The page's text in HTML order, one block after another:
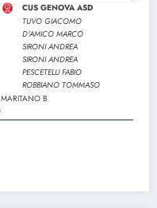
CUS GENOVA ASD
TUVO GIACOMO
D'AMICO MARCO
SIRONI ANDREA
SIRONI ANDREA
PESCETELLI FABIO
ROBBIANO TOMMASO
B